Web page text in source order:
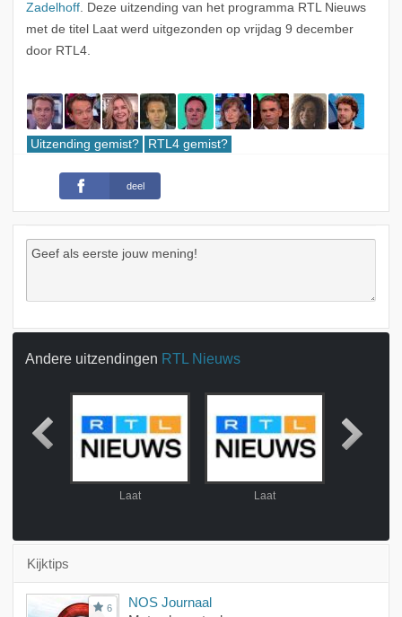
Zadelhoff. Deze uitzending van het programma RTL Nieuws
met de titel Laat werd uitgezonden op vrijdag 9 december
door RTL4.
Uitzending gemist? RTL4 gemist?
deel
Andere uitzendingen RTL Nieuws
Laat Laat
Kijktips
6
NOS Journaal